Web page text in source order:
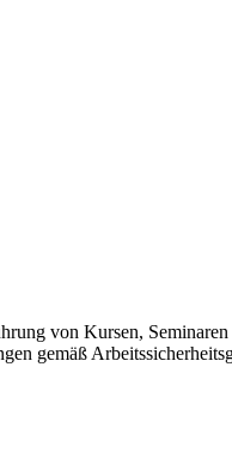
von Kursen,
gemäß